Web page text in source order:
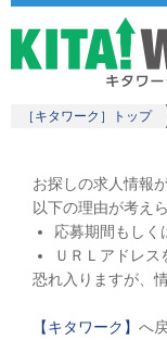
［キタワーク］トップ
お探しの求人情報
以下の理由が考え
応募期間もしく
ＵＲＬアドレス
恐れ入りますが、
【キタワーク】 へ